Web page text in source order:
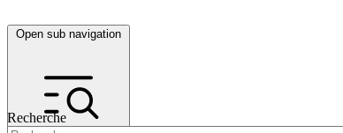
Open sub navigation
Recherche